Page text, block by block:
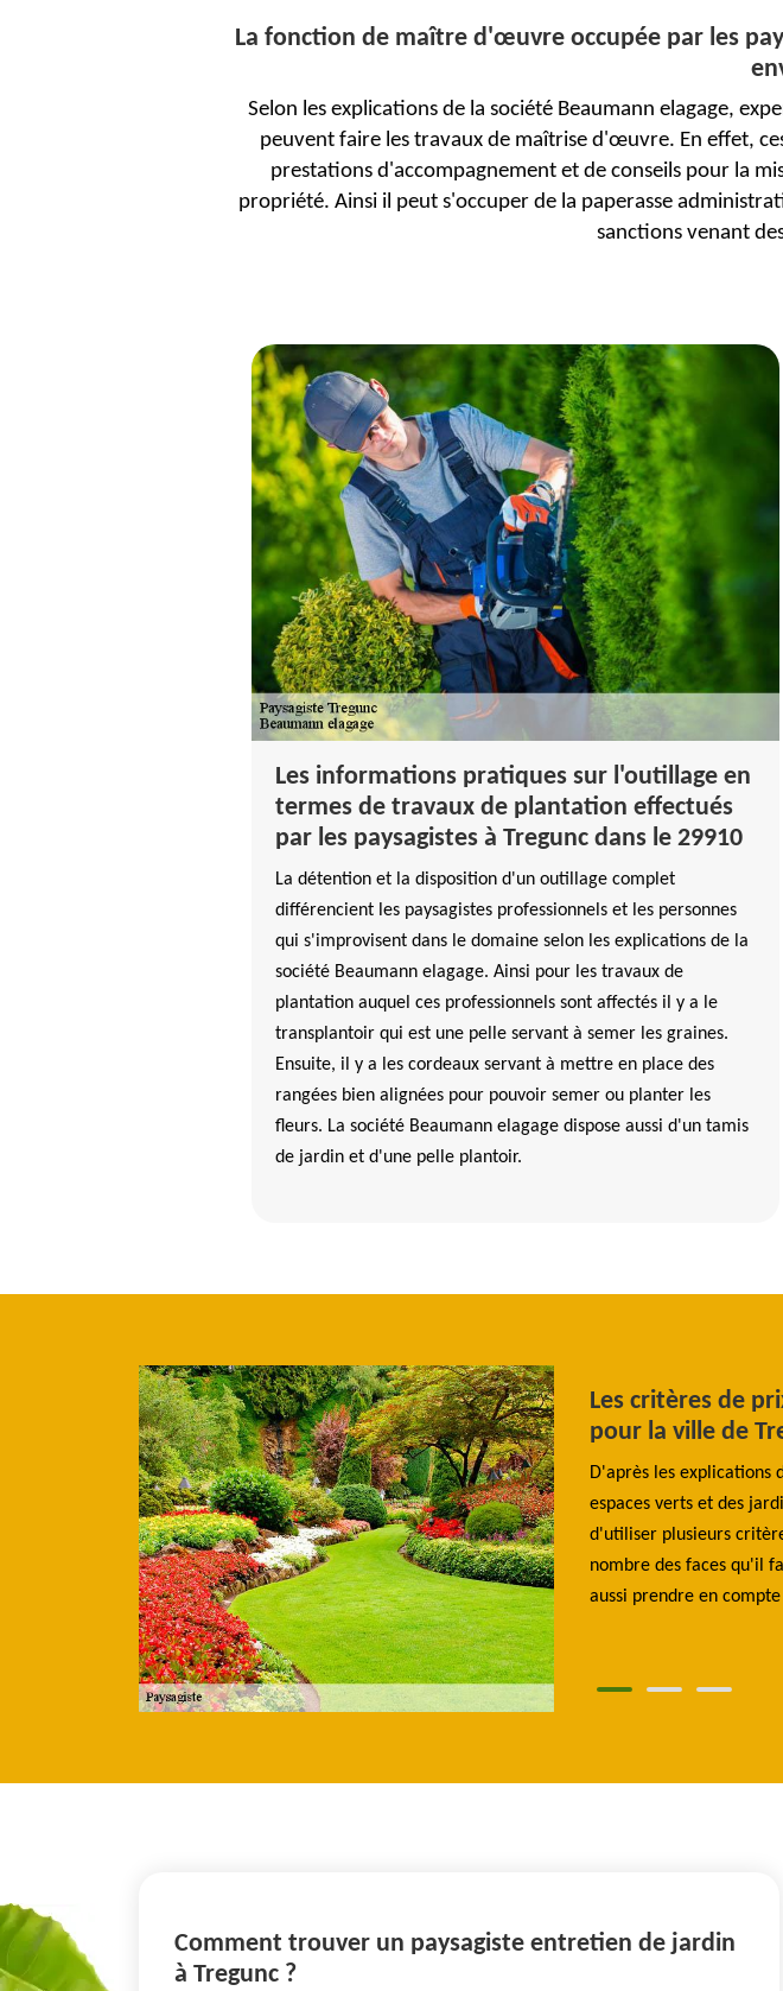
La fonction de maître d'œuvre occupée par les
Selon les explications de la société Beaumann elagage,
peuvent faire les travaux de maîtrise d'œuvre. En effet,
prestations d'accompagnement et de conseils pour la
propriété. Ainsi il peut s'occuper de la paperasse
sanctions venant
Les informations pratiques sur l'outillage en
termes de travaux de plantation effectués
par les paysagistes à Tregunc dans le 29910
La détention et la disposition d'un outillage complet
différencient les paysagistes professionnels et les personnes
qui s'improvisent dans le domaine selon les explications de la
société Beaumann elagage. Ainsi pour les travaux de
plantation auquel ces professionnels sont affectés il y a le
transplantoir qui est une pelle servant à semer les graines.
Ensuite, il y a les cordeaux servant à mettre en place des
rangées bien alignées pour pouvoir semer ou planter les
fleurs. La société Beaumann elagage dispose aussi d'un tamis
de jardin et d'une pelle plantoir.
peuvent utiliser les paysagistes dans la ville de
elagage, les paysagistes professionnels qui travaillent pour elle
Premièrement, il y a les débroussailleuses électriques pour les
peuvent être portatifs ou ayant des roues. Ensuite, il y a les
un retournement plus aisé de la terre. Pour finir, il ne faut pas oublier
Les critères de
pour la ville de
D'après les explications
espaces verts et des
d'utiliser plusieurs
nombre des faces qu'il
aussi prendre en
Comment trouver un paysagiste entretien de jardin
à Tregunc ?